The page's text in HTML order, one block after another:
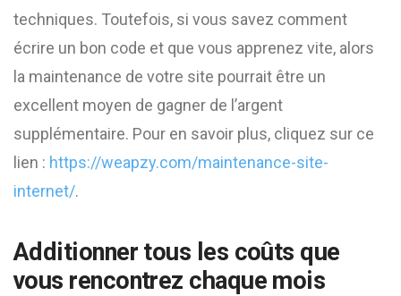
techniques. Toutefois, si vous savez comment
écrire un bon code et que vous apprenez vite, alors
la maintenance de votre site pourrait être un
excellent moyen de gagner de l’argent
supplémentaire. Pour en savoir plus, cliquez sur ce
lien : https://weapzy.com/maintenance-site-
internet/.
Additionner tous les coûts que
vous rencontrez chaque mois